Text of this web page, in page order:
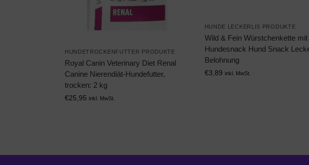
HUNDETROCKENFUTTER PRODUKTE
Royal Canin Veterinary Diet Renal
Canine Nierendiät-Hundefutter,
trocken: 2 kg
€25,95 inkl. MwSt.
HUNDE LECKERLIS PRODUKTE
Wild & Fein Würstchenkette
Hundesnack Hund Snack
Belohnung
€3,89 inkl. MwSt.